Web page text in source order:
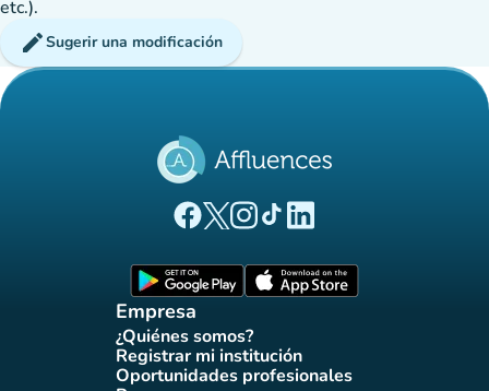
etc.).
editSugerir una modificación
(nueva pestaña)
(nueva pestaña)
(nueva pestaña)
(nueva pestaña)
(nueva pestaña)
Empresa
¿Quiénes somos?
(nueva pestaña)
Registrar mi institución
(nueva pestaña)
Oportunidades profesionales
(nueva pestaña)